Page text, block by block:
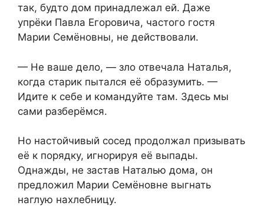
так, будто дом принадлежал ей. Даже
упрёки Павла Егоровича, частого гостя
Марии Семёновны, не действовали.
— Не ваше дело, — зло отвечала Наталья,
когда старик пытался её образумить. —
Идите к себе и командуйте там. Здесь мы
сами разберёмся.
Но настойчивый сосед продолжал призывать
её к порядку, игнорируя её выпады.
Однажды, не застав Наталью дома, он
предложил Марии Семёновне выгнать
наглую нахлебницу.